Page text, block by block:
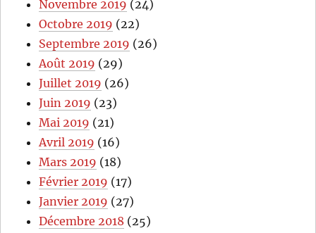
Novembre 2019 (24)
Octobre 2019 (22)
Septembre 2019 (26)
Août 2019 (29)
Juillet 2019 (26)
Juin 2019 (23)
Mai 2019 (21)
Avril 2019 (16)
Mars 2019 (18)
Février 2019 (17)
Janvier 2019 (27)
Décembre 2018 (25)